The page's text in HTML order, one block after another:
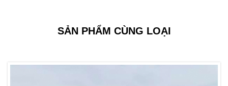
SẢN PHẨM CÙNG LOẠI